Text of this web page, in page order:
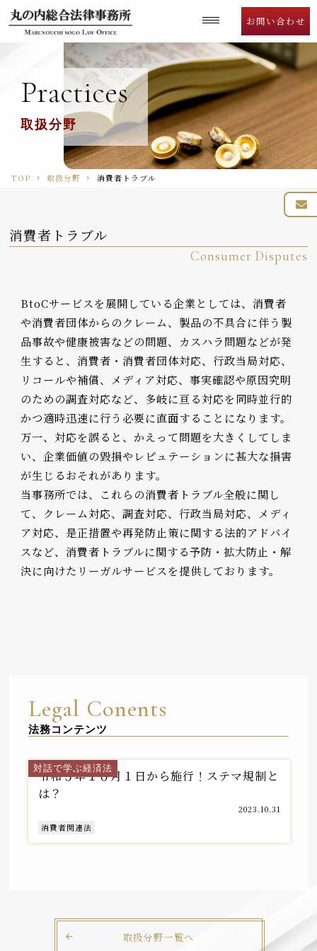
お問い合わせ
Language
Practices
取扱分野
TOP 取扱分野 消費者トラブル
消費者トラブル
Consumer Disputes
BtoCサービスを展開している企業としては、消費者
や消費者団体からのクレーム、製品の不具合に伴う製
品事故や健康被害などの問題、カスハラ問題などが発
生すると、消費者・消費者団体対応、行政当局対応、
リコールや補償、メディア対応、事実確認や原因究明
のための調査対応など、多岐に亘る対応を同時並行的
かつ適時迅速に行う必要に直面することになります。
万一、対応を誤ると、かえって問題を大きくしてしま
い、企業価値の毀損やレピュテーションに甚大な損害
が生じるおそれがあります。
当事務所では、これらの消費者トラブル全般に関し
て、クレーム対応、調査対応、行政当局対応、メディ
ア対応、是正措置や再発防止策に関する法的アドバイ
スなど、消費者トラブルに関する予防・拡大防止・解
決に向けたリーガルサービスを提供しております。
Legal Conents
法務コンテンツ
対話で学ぶ経済法
令和５年１０月１日から施行！ステマ規制と
は？
2023.10.31
消費者関連法
取扱分野一覧へ